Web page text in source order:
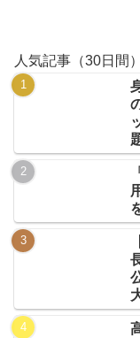
人気記事（30日間）